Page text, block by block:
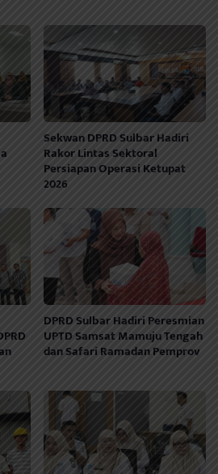
Sekwan DPRD Sulbar Hadiri
Rakor Lintas Sektoral
Persiapan Operasi Ketupat
2026
DPRD Sulbar Hadiri Peresmian
UPTD Samsat Mamuju Tengah
dan Safari Ramadan Pemprov